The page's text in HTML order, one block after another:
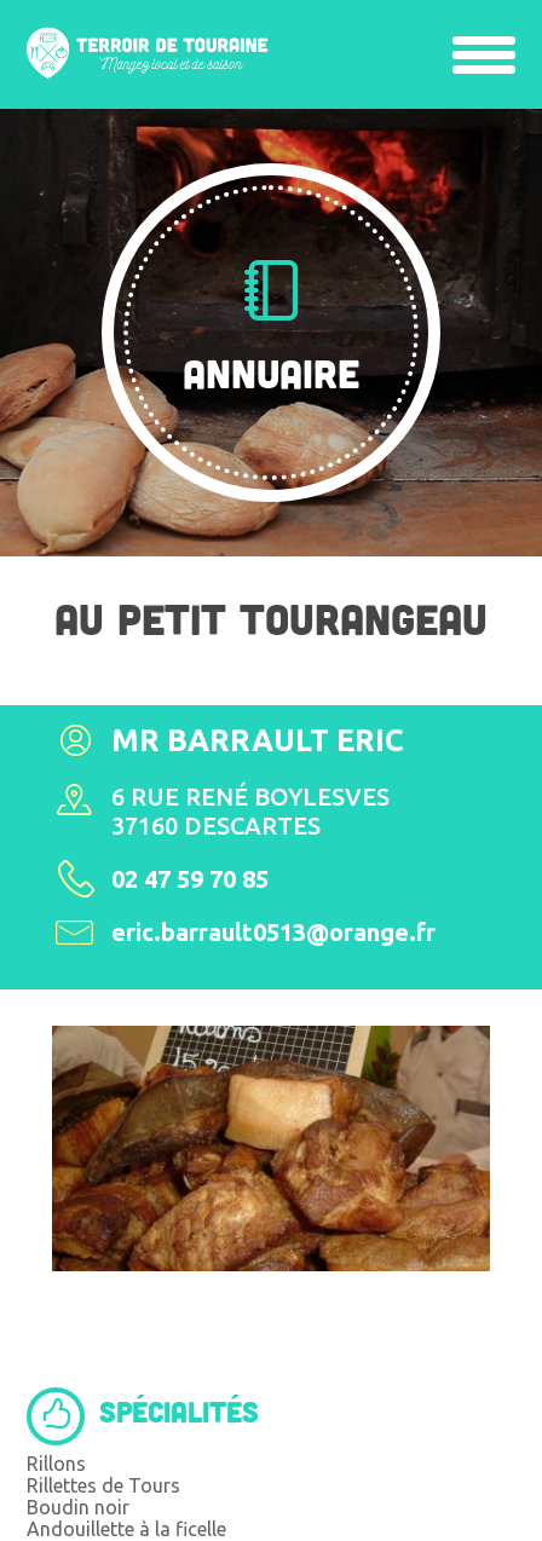
ANNUAIRE
AU PETIT TOURANGEAU
MR BARRAULT ERIC
6 RUE RENÉ BOYLESVES
37160 DESCARTES
02 47 59 70 85
eric.barrault0513@orange.fr
SPÉCIALITÉS
Rillons
Rillettes de Tours
Boudin noir
Andouillette à la ficelle